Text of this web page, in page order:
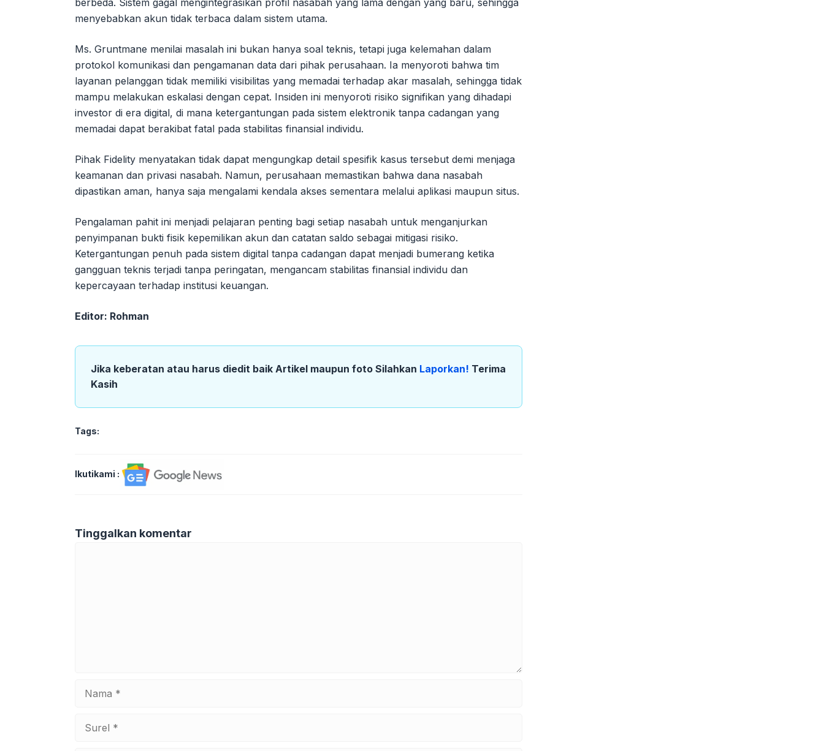
menyebabkan akun tidak terbaca dalam sistem utama.
Ms. Gruntmane menilai masalah ini bukan hanya soal teknis, tetapi juga kelemahan dalam
protokol komunikasi dan pengamanan data dari pihak perusahaan. Ia menyoroti bahwa tim
layanan pelanggan tidak memiliki visibilitas yang memadai terhadap akar masalah, sehingga tidak
mampu melakukan eskalasi dengan cepat. Insiden ini menyoroti risiko signifikan yang dihadapi
investor di era digital, di mana ketergantungan pada sistem elektronik tanpa cadangan yang
memadai dapat berakibat fatal pada stabilitas finansial individu.
Pihak Fidelity menyatakan tidak dapat mengungkap detail spesifik kasus tersebut demi menjaga
keamanan dan privasi nasabah. Namun, perusahaan memastikan bahwa dana nasabah
dipastikan aman, hanya saja mengalami kendala akses sementara melalui aplikasi maupun situs.
Pengalaman pahit ini menjadi pelajaran penting bagi setiap nasabah untuk menganjurkan
penyimpanan bukti fisik kepemilikan akun dan catatan saldo sebagai mitigasi risiko.
Ketergantungan penuh pada sistem digital tanpa cadangan dapat menjadi bumerang ketika
gangguan teknis terjadi tanpa peringatan, mengancam stabilitas finansial individu dan
kepercayaan terhadap institusi keuangan.
Editor: Rohman
Jika keberatan atau harus diedit baik Artikel maupun foto Silahkan Laporkan! Terima
Kasih
Tags:
Ikutikami :
Tinggalkan komentar